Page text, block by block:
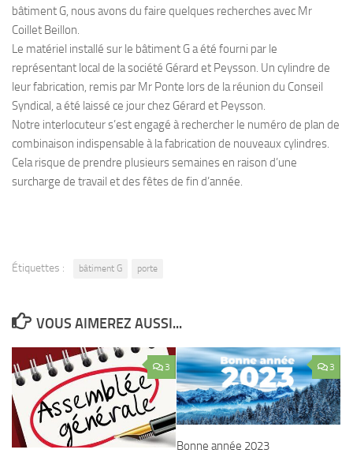
bâtiment G, nous avons du faire quelques recherches avec Mr
Coillet Beillon.
Le matériel installé sur le bâtiment G a été fourni par le
représentant local de la société Gérard et Peysson. Un cylindre de
leur fabrication, remis par Mr Ponte lors de la réunion du Conseil
Syndical, a été laissé ce jour chez Gérard et Peysson.
Notre interlocuteur s’est engagé à rechercher le numéro de plan de
combinaison indispensable à la fabrication de nouveaux cylindres.
Cela risque de prendre plusieurs semaines en raison d’une
surcharge de travail et des fêtes de fin d’année.
Étiquettes : bâtiment G porte
VOUS AIMEREZ AUSSI...
3 3
Bonne année 2023